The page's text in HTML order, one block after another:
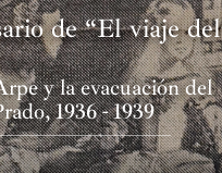
de “El viaje del
y la evacuación del
1936 - 1939